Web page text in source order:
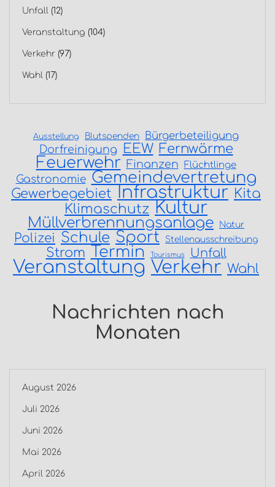
Unfall (12)
Veranstaltung (104)
Verkehr (97)
Wahl (17)
Ausstellung Blutspenden Bürgerbeteiligung
Dorfreinigung EEW Fernwärme
Feuerwehr Finanzen Flüchtlinge
Gastronomie Gemeindevertretung
Gewerbegebiet Infrastruktur Kita
Klimaschutz Kultur
Müllverbrennungsanlage Natur
Polizei Schule Sport Stellenausschreibung
Strom Termin Tourismus Unfall
Veranstaltung Verkehr Wahl
Nachrichten nach
Monaten
August 2026
Juli 2026
Juni 2026
Mai 2026
April 2026